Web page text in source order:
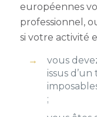
européennes
professionnel,
si votre activité
vous
issus
;